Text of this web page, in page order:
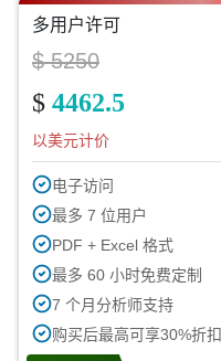
多用户许可
$ 5250
$ 4462.5
以美元计价
电子访问
最多 7 位用户
PDF + Excel 格式
最多 60 小时免费定制
7 个月分析师支持
购买后最高可享30%折扣